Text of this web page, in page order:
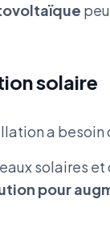
solaire
a besoin
solaires
pour